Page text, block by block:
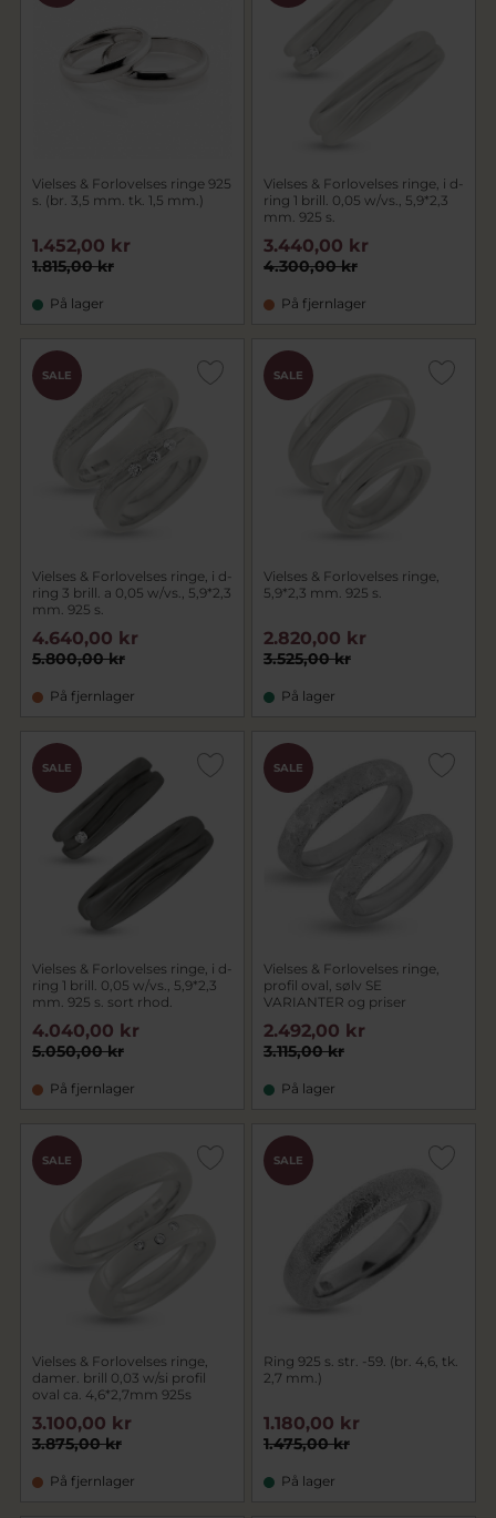
Vielses & Forlovelses ringe 925
s. (br. 3,5 mm. tk. 1,5 mm.)
1.815,00 kr
1.452,00 kr
På lager
Vielses & Forlovelses ringe, i d-
ring 1 brill. 0,05 w/vs., 5,9*2,3
mm. 925 s.
4.300,00 kr
3.440,00 kr
På fjernlager
SALE
Vielses & Forlovelses ringe, i d-
ring 3 brill. a 0,05 w/vs., 5,9*2,3
mm. 925 s.
5.800,00 kr
4.640,00 kr
På fjernlager
SALE
Vielses & Forlovelses ringe,
5,9*2,3 mm. 925 s.
3.525,00 kr
2.820,00 kr
På lager
SALE
Vielses & Forlovelses ringe, i d-
ring 1 brill. 0,05 w/vs., 5,9*2,3
mm. 925 s. sort rhod.
5.050,00 kr
4.040,00 kr
På fjernlager
SALE
Vielses & Forlovelses ringe,
profil oval, sølv SE
VARIANTER og priser
3.115,00 kr
2.492,00 kr
På lager
SALE
Vielses & Forlovelses ringe,
damer. brill 0,03 w/si profil
oval ca. 4,6*2,7mm 925s
3.875,00 kr
3.100,00 kr
På fjernlager
SALE
Ring 925 s. str. -59. (br. 4,6, tk.
2,7 mm.)
1.475,00 kr
1.180,00 kr
På lager